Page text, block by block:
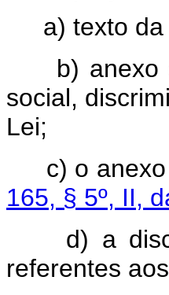
a) texto da
b) anexo
social,
Lei;
c) o
165, § 5º, II,
d) a
referentes